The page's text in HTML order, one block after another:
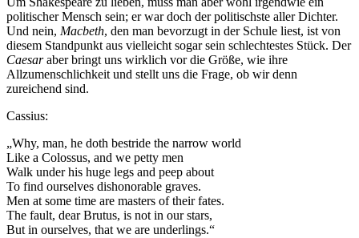
politischer Mensch sein; er war doch der politischste aller Dichter.
Und nein, Macbeth, den man bevorzugt in der Schule liest, ist von
diesem Standpunkt aus vielleicht sogar sein schlechtestes Stück. Der
Caesaraber bringt uns wirklich vor die Größe, wie ihre
Allzumenschlichkeit und stellt uns die Frage, ob wir denn
zureichend sind.
Cassius:
„Why, man, he doth bestride the narrow world
Like a Colossus, and we petty men
Walk under his huge legs and peep about
To find ourselves dishonorable graves.
Men at some time are masters of their fates.
The fault, dear Brutus, is not in our stars,
But in ourselves, that we are underlings.“